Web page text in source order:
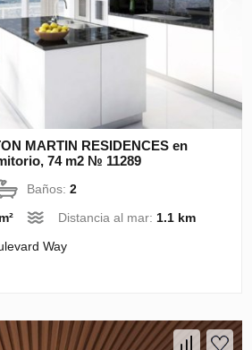
MARTIN RESIDENCES en
74 m2 № 11289
Baños:2
Distancia al mar: 1.1 km
Way